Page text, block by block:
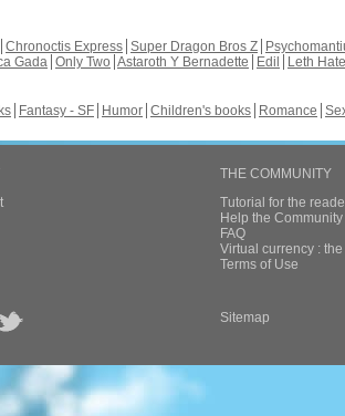
Chronoctis Express Super Dragon Bros Z
Gada Only Two Astaroth Y Bernadette Edil
Leth Hate
Fantasy - SF Humor Children's books Romance
THE COMMUNITY
Tutorial for the
Help the
FAQ
Virtual currency :
Terms of Use
Sitemap